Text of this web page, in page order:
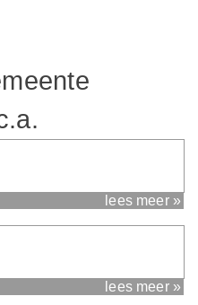
lees meer »
lees meer »